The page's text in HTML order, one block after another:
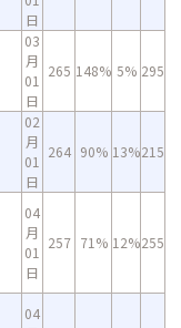
日
03
月
01
日
265 148% 5% 295
02
月
01
日
264 90% 13%215
04
月
01
日
257 71% 12%255
04